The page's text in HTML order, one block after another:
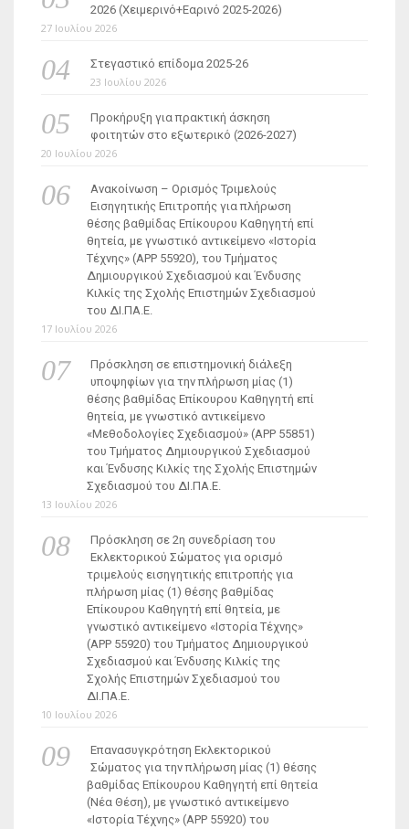
2026 (Χειμερινό+Εαρινό 2025-2026)
27 Ιουλίου 2026
Στεγαστικό επίδομα 2025-26
23 Ιουλίου 2026
Προκήρυξη για πρακτική άσκηση
φοιτητών στο εξωτερικό (2026-2027)
20 Ιουλίου 2026
Ανακοίνωση – Ορισμός Τριμελούς
Εισηγητικής Επιτροπής για πλήρωση
θέσης βαθμίδας Επίκουρου Καθηγητή επί
θητεία, με γνωστικό αντικείμενο «Ιστορία
Τέχνης» (ΑΡΡ 55920), του Τμήματος
Δημιουργικού Σχεδιασμού και Ένδυσης
Κιλκίς της Σχολής Επιστημών Σχεδιασμού
του ΔΙ.ΠΑ.Ε.
17 Ιουλίου 2026
Πρόσκληση σε επιστημονική διάλεξη
υποψηφίων για την πλήρωση μίας (1)
θέσης βαθμίδας Επίκουρου Καθηγητή επί
θητεία, με γνωστικό αντικείμενο
«Μεθοδολογίες Σχεδιασμού» (ΑΡΡ 55851)
του Τμήματος Δημιουργικού Σχεδιασμού
και Ένδυσης Κιλκίς της Σχολής Επιστημών
Σχεδιασμού του ΔΙ.ΠΑ.Ε.
13 Ιουλίου 2026
Πρόσκληση σε 2η συνεδρίαση του
Εκλεκτορικού Σώματος για ορισμό
τριμελούς εισηγητικής επιτροπής για
πλήρωση μίας (1) θέσης βαθμίδας
Επίκουρου Καθηγητή επί θητεία, με
γνωστικό αντικείμενο «Ιστορία Τέχνης»
(ΑΡΡ 55920) του Τμήματος Δημιουργικού
Σχεδιασμού και Ένδυσης Κιλκίς της
Σχολής Επιστημών Σχεδιασμού του
ΔΙ.ΠΑ.Ε.
10 Ιουλίου 2026
Επανασυγκρότηση Εκλεκτορικού
Σώματος για την πλήρωση μίας (1) θέσης
βαθμίδας Επίκουρου Καθηγητή επί θητεία
(Νέα Θέση), με γνωστικό αντικείμενο
«Ιστορία Τέχνης» (ΑΡΡ 55920) του